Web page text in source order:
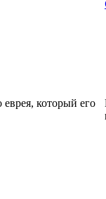
который его